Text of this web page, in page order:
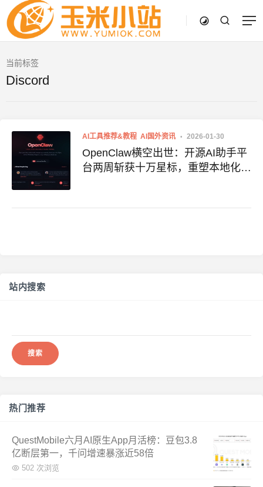
当前标签
Discord
AI工具推荐&教程 AI国外资讯 2026-01-30
OpenClaw横空出世：开源AI助手平
台两周斩获十万星标，重塑本地化智
站内搜索
热门推荐
QuestMobile六月AI原生App月活榜：豆包3.8
亿断层第一，千问增速暴涨近58倍
502 次浏览